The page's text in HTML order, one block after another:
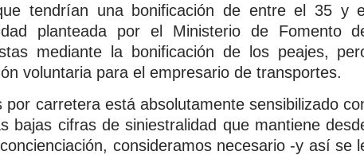
tendrían una bonificación de entre el 35 y
planteada por el Ministerio de Fomento
mediante la bonificación de los peajes,
voluntaria para el empresario de transportes.
carretera está absolutamente sensibilizado
bajas cifras de siniestralidad que mantiene
consideramos necesario -y así se